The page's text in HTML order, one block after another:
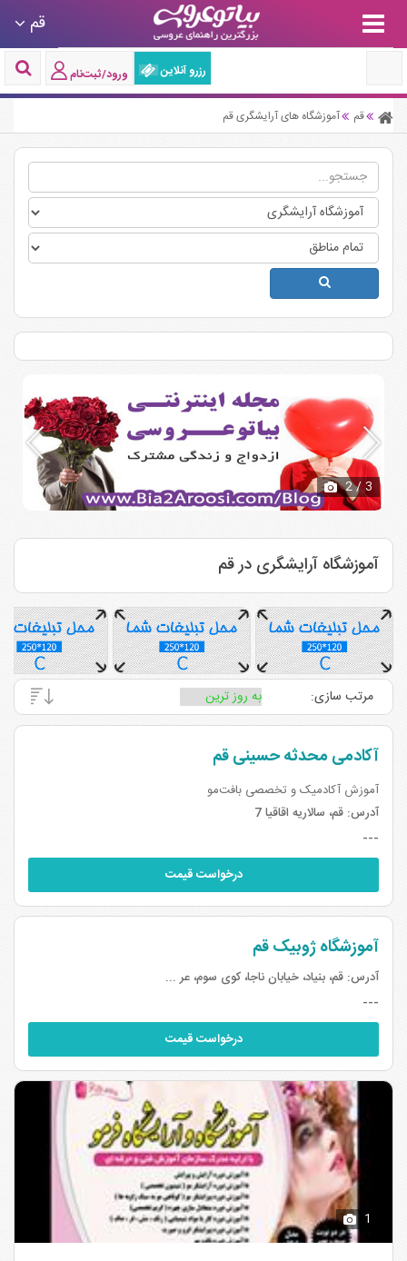
قم
رزرو آنلاین ورود/ثبت‌نام
قم آموزشگاه های آرایشگری قم
2/ 3
آموزشگاه آرایشگری در قم
مرتب سازی:
آکادمی محدثه حسینی قم
آموزش آکادمیک و تخصصی بافت‌مو
آدرس: قم، سالاریه اقاقیا 7
---
درخواست قیمت
آموزشگاه ژوبیک قم
آدرس: قم، بنیاد، خیابان ناجا، کوی سوم، عر ...
---
درخواست قیمت
1